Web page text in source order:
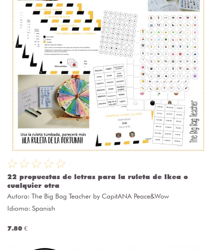
22 propuestas de letras para la ruleta de Ikea o
cualquier otra
Autora: The Big Bag Teacher by CapitANA Peace&Wow
Idioma: Spanish
7.80 €